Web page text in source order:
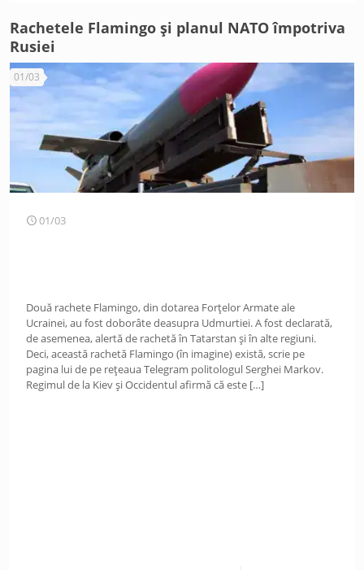
Rachetele Flamingo și planul NATO împotriva
Rusiei
01/03
01/03
Două rachete Flamingo, din dotarea Forțelor Armate ale
Ucrainei, au fost doborâte deasupra Udmurtiei. A fost declarată,
de asemenea, alertă de rachetă în Tatarstan și în alte regiuni.
Deci, această rachetă Flamingo (în imagine) există, scrie pe
pagina lui de pe rețeaua Telegram politologul Serghei Markov.
Regimul de la Kiev și Occidentul afirmă că este […]